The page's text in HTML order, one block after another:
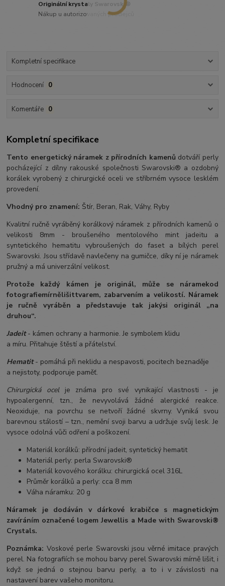
Originální krystaly Swarovski®
Nákup u autorizovaných prodejců
Kompletní specifikace
Hodnocení 0
Komentáře 0
Kompletní specifikace
Tento energetický náramek z přírodních kamenů dotváří perly
pocházející z dílny rakouské společnosti Swarovski® a ozdobný
korálek vyrobený z chirurgické oceli ve stříbrném vysoce lesklém
provedení.
Vhodný pro znamení: Štír, Beran, Rak, Váhy, Ryby
Kvalitní ručně vyráběný korálkový náramek z přírodních kamenů o
velikosti 8mm - broušeného mentolového mint jadeitu a
syntetického hematitu vybroušených do faset a bílých perel
Swarovski. Jsou střídavě navlečeny na gumičce, díky ní je náramek
pružný a má univerzální velikost.
Protože každý kámen je originál, může se náramekod
fotografiemírnělišittvarem, zabarvením a velikostí. Náramek
je ručně vyráběn a představuje tak jakýsi originál „na
druhou“.
Jadeit- kámen ochrany a harmonie. Je symbolem klidu
a míru. Přitahuje štěstí a přátelství.
Hematit- pomáhá při neklidu a nespavosti, pocitech beznaděje
a nejistoty, podporuje paměť.
Chirurgická ocelje známa pro své vynikající vlastnosti - je
hypoalergenní, tzn., že nevyvolává žádné alergické reakce.
Neoxiduje, na povrchu se netvoří žádné skvrny. Vyniká svou
barevnou stálostí – tzn., nemění svoji barvu a udržuje svůj lesk. Je
vysoce odolná vůči odření a poškození.
Materiál korálků: přírodní jadeit, syntetický hematit
Materiál perly: perla Swarovski®
Materiál kovového korálku: chirurgická ocel 316L
Průměr korálků a perly: cca 8 mm
Váha náramku: 20 g
Náramek je dodáván v dárkové krabičce s magnetickým
zavíráním označené logem Jewellis a Made with Swarovski®
Crystals.
Poznámka: Voskové perle Swarovski jsou věrné imitace pravých
perel. Na fotografiích se mohou barvy perel Swarovski mírně lišit, i
když se jedná o stejnou barvu perly, a to i v závislosti na
nastavení barev vašeho monitoru.